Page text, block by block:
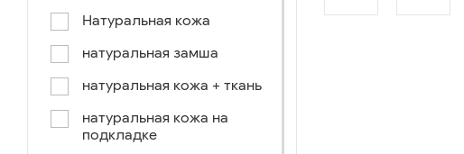
коричнево-зеленый
коричневый-синий
коричневый/светло-
коричневый /ручное окраш.-
Натуральная кожа
натуральная замша
натуральная кожа + ткань
натуральная кожа на
подкладке